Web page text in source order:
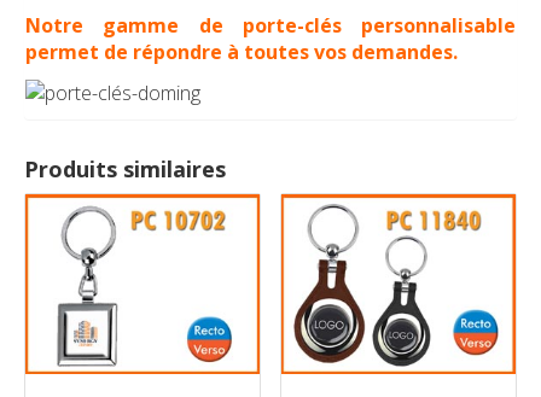
Notre gamme de porte-clés personnalisable
permet de répondre à toutes vos demandes.
Produits similaires